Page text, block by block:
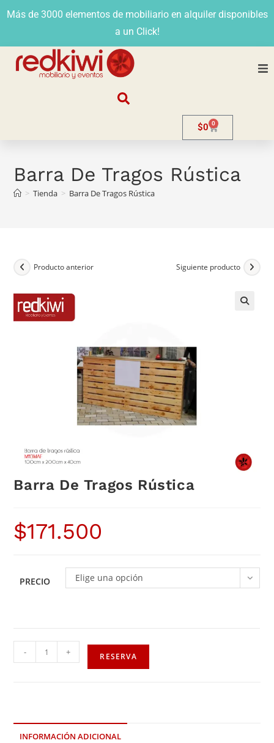
Más de 3000 elementos de mobiliario en alquiler disponibles
a un Click!
Venta
Contacto
$0 0
Barra De Tragos Rústica
> Tienda > Barra De Tragos Rústica
Producto anterior Siguiente producto
Barra De Tragos Rústica
$171.500
PRECIO Elige una opción
- + RESERVA
INFORMACIÓN ADICIONAL